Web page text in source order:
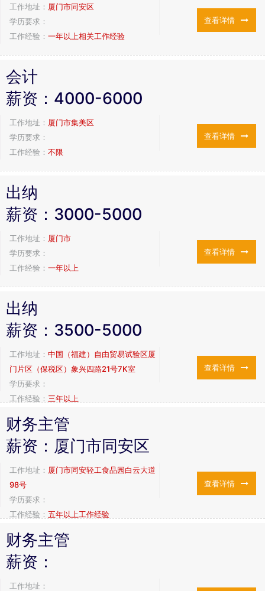
工作地址： 厦门市同安区
学历要求：
工作经验： 一年以上相关工作经验
查看详情
会计
薪资： 4000-6000
工作地址： 厦门市集美区
学历要求：
工作经验： 不限
查看详情
出纳
薪资： 3000-5000
工作地址： 厦门市
学历要求：
工作经验： 一年以上
查看详情
出纳
薪资： 3500-5000
工作地址： 中国（福建）自由贸易试验区厦
门片区（保税区）象兴四路21号7K室
学历要求：
工作经验： 三年以上
查看详情
财务主管
薪资： 厦门市同安区
工作地址： 厦门市同安轻工食品园白云大道
98号
学历要求：
工作经验： 五年以上工作经验
查看详情
财务主管
薪资：
工作地址：